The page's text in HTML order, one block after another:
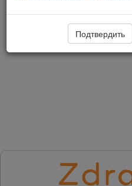
Подтвердить